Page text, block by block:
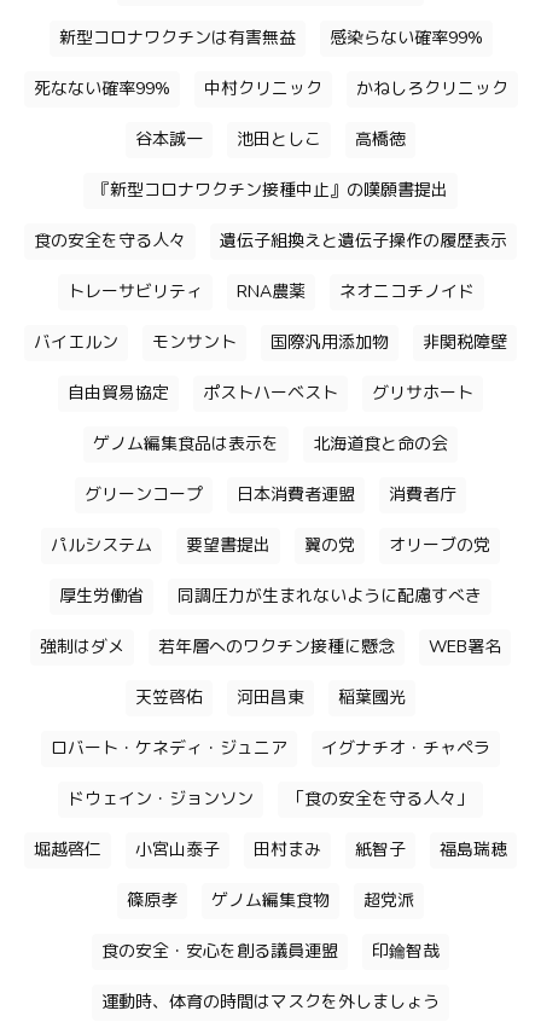
新型コロナワクチンは有害無益 感染らない確率99%
死なない確率99% 中村クリニック かねしろクリニック
谷本誠一 池田としこ 高橋徳
『新型コロナワクチン接種中止』の嘆願書提出
食の安全を守る人々 遺伝子組換えと遺伝子操作の履歴表示
トレーサビリティ RNA農薬 ネオニコチノイド
バイエルン モンサント 国際汎用添加物 非関税障壁
自由貿易協定 ポストハーベスト グリサホート
ゲノム編集食品は表示を 北海道食と命の会
グリーンコープ 日本消費者連盟 消費者庁
パルシステム 要望書提出 翼の党 オリーブの党
厚生労働省 同調圧力が生まれないように配慮すべき
強制はダメ 若年層へのワクチン接種に懸念 WEB署名
天笠啓佑 河田昌東 稲葉國光
ロバート・ケネディ・ジュニア イグナチオ・チャペラ
ドウェイン・ジョンソン 「食の安全を守る人々」
堀越啓仁 小宮山泰子 田村まみ 紙智子 福島瑞穂
篠原孝 ゲノム編集食物 超党派
食の安全・安心を創る議員連盟 印鑰智哉
運動時、体育の時間はマスクを外しましょう